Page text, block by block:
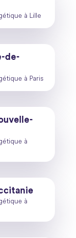
à Lille
de-
à Paris
à
à